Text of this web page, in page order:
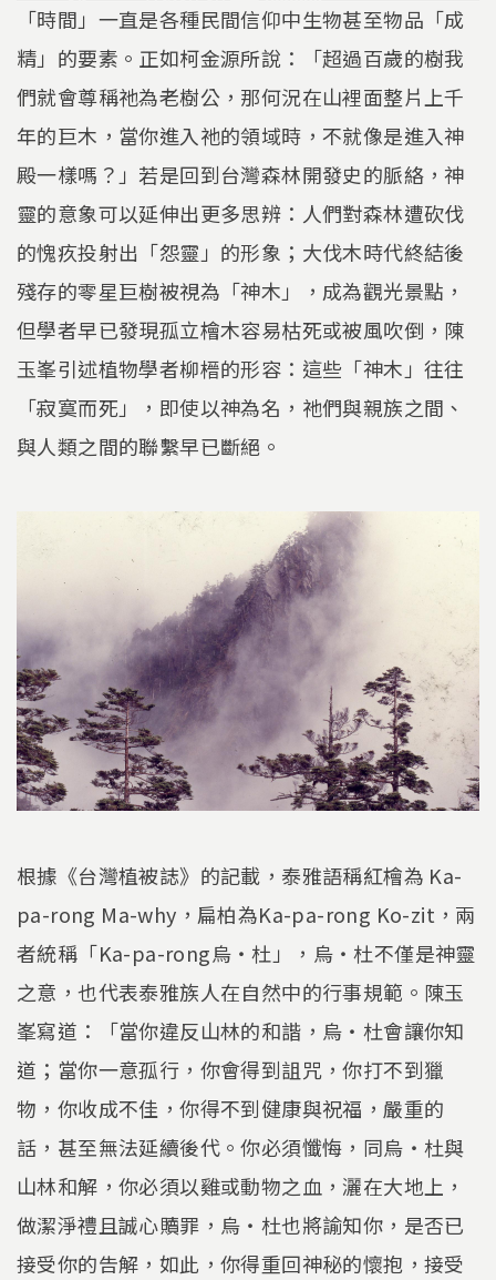
「時間」一直是各種民間信仰中生物甚至物品「成
精」的要素。正如柯金源所說：「超過百歲的樹我
們就會尊稱祂為老樹公，那何況在山裡面整片上千
年的巨木，當你進入祂的領域時，不就像是進入神
殿一樣嗎？」若是回到台灣森林開發史的脈絡，神
靈的意象可以延伸出更多思辨：人們對森林遭砍伐
的愧疚投射出「怨靈」的形象；大伐木時代終結後
殘存的零星巨樹被視為「神木」，成為觀光景點，
但學者早已發現孤立檜木容易枯死或被風吹倒，陳
玉峯引述植物學者柳榗的形容：這些「神木」往往
「寂寞而死」，即使以神為名，祂們與親族之間、
與人類之間的聯繫早已斷絕。
根據《台灣植被誌》的記載，泰雅語稱紅檜為 Ka-
pa-rong Ma-why，扁柏為Ka-pa-rong Ko-zit，兩
者統稱「Ka-pa-rong烏‧杜」，烏‧杜不僅是神靈
之意，也代表泰雅族人在自然中的行事規範。陳玉
峯寫道：「當你違反山林的和諧，烏‧杜會讓你知
道；當你一意孤行，你會得到詛咒，你打不到獵
物，你收成不佳，你得不到健康與祝福，嚴重的
話，甚至無法延續後代。你必須懺悔，同烏‧杜與
山林和解，你必須以雞或動物之血，灑在大地上，
做潔淨禮且誠心贖罪，烏‧杜也將諭知你，是否已
接受你的告解，如此，你得重回神秘的懷抱，接受